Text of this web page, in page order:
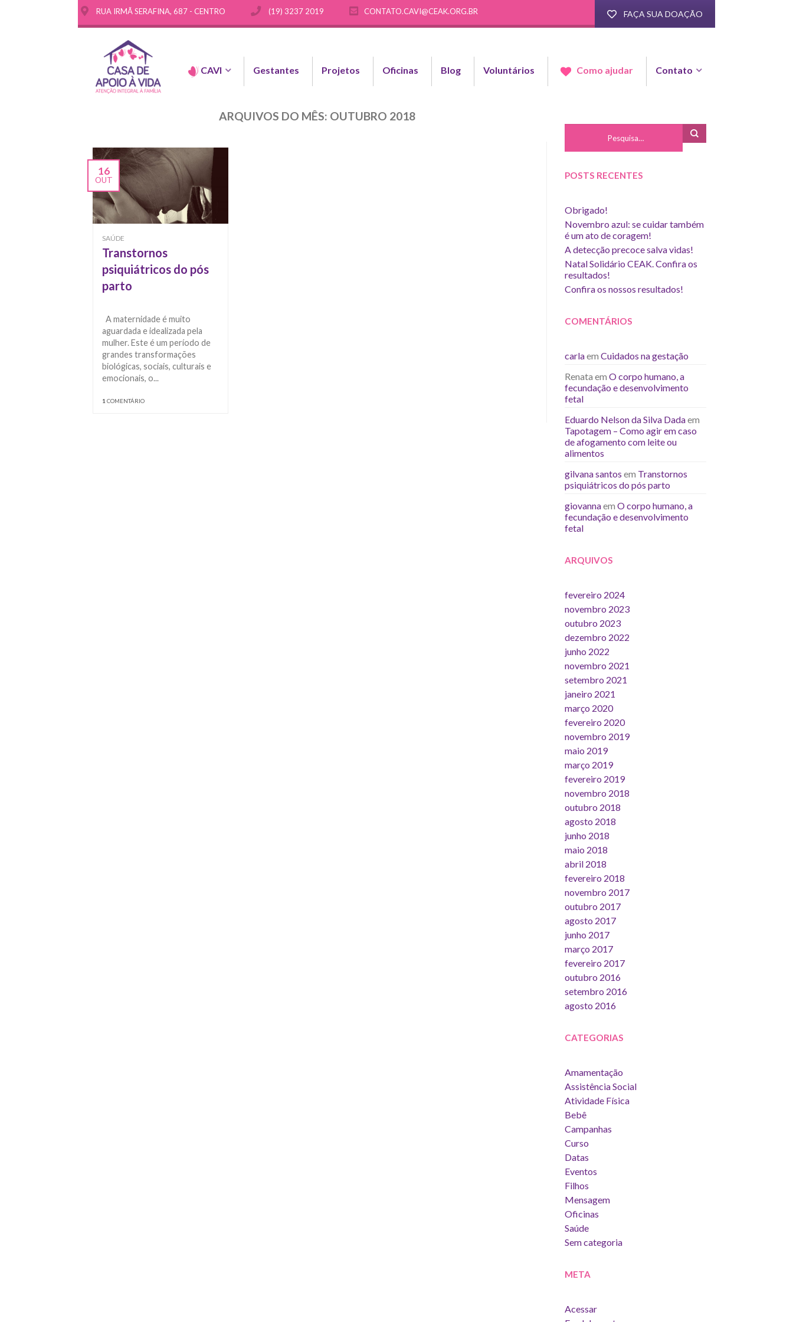
RUA IRMÃ SERAFINA, 687 - CENTRO (19) 3237 2019 CONTATO.CAVI@CEAK.ORG.BR FAÇA SUA DOAÇÃO
CAVI Gestantes Projetos Oficinas Blog Voluntários Como ajudar Contato
ARQUIVOS DO MÊS: OUTUBRO 2018
16
OUT
SAÚDE
Transtornos
psiquiátricos do pós
parto
A maternidade é muito
aguardada e idealizada pela
mulher. Este é um período de
grandes transformações
biológicas, sociais, culturais e
emocionais, o...
1COMENTÁRIO
POSTS RECENTES
Obrigado!
Novembro azul: se cuidar também
é um ato de coragem!
A detecção precoce salva vidas!
Natal Solidário CEAK. Confira os
resultados!
Confira os nossos resultados!
COMENTÁRIOS
carlaem Cuidados na gestação
Renata em O corpo humano, a
fecundação e desenvolvimento
fetal
Eduardo Nelson da Silva Dadaem
Tapotagem – Como agir em caso
de afogamento com leite ou
alimentos
gilvana santos em Transtornos
psiquiátricos do pós parto
giovannaem O corpo humano, a
fecundação e desenvolvimento
fetal
ARQUIVOS
fevereiro 2024
novembro 2023
outubro 2023
dezembro 2022
junho 2022
novembro 2021
setembro 2021
janeiro 2021
março 2020
fevereiro 2020
novembro 2019
maio 2019
março 2019
fevereiro 2019
novembro 2018
outubro 2018
agosto 2018
junho 2018
maio 2018
abril 2018
fevereiro 2018
novembro 2017
outubro 2017
agosto 2017
junho 2017
março 2017
fevereiro 2017
outubro 2016
setembro 2016
agosto 2016
CATEGORIAS
Amamentação
Assistência Social
Atividade Física
Bebê
Campanhas
Curso
Datas
Eventos
Filhos
Mensagem
Oficinas
Saúde
Sem categoria
META
Acessar